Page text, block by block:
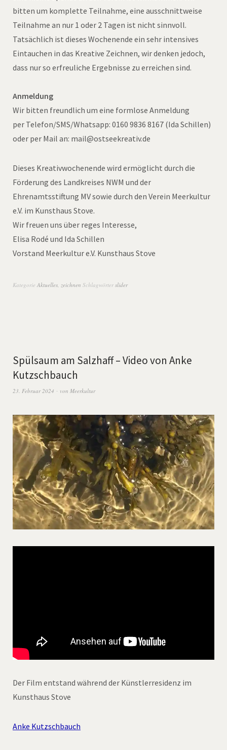
bitten um komplette Teilnahme, eine ausschnittweise
Teilnahme an nur 1 oder 2 Tagen ist nicht sinnvoll.
Tatsächlich ist dieses Wochenende ein sehr intensives
Eintauchen in das Kreative Zeichnen, wir denken jedoch,
dass nur so erfreuliche Ergebnisse zu erreichen sind.
Anmeldung
Wir bitten freundlich um eine formlose Anmeldung
per Telefon/SMS/Whatsapp: 0160 9836 8167 (Ida Schillen)
oder per Mail an: mail@ostseekreativ.de
Dieses Kreativwochenende wird ermöglicht durch die
Förderung des Landkreises NWM und der
Ehrenamtsstiftung MV sowie durch den Verein Meerkultur
e.V. im Kunsthaus Stove.
Wir freuen uns über reges Interesse,
Elisa Rodé und Ida Schillen
Vorstand Meerkultur e.V. Kunsthaus Stove
Kategorie Aktuelles zeichnen Schlagwörter slider
Spülsaum am Salzhaff – Video von Anke
Kutzschbauch
23. Februar 2024 von Meerkultur
Der Film entstand während der Künstlerresidenz im
Kunsthaus Stove
Anke Kutzschbauch